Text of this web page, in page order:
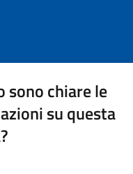
sono chiare le
su questa